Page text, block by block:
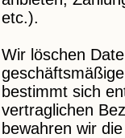
etc.).
Wir löschen
bestimmt sich
vertraglichen
bewahren wir